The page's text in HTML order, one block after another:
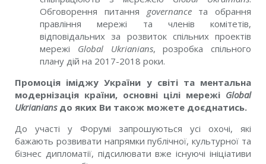
Обговорення питання
governance
та обрання
правління мережі
та членів комітетів,
відповідальних за розвиток спільних проектів
мережі
Global Ukrianians,
розробка спільного
плану дій на 2017-2018 роки.
Промоція іміджу України у світі та ментальна
модернізація країни, основні цілі мережі Global
Ukrianians до яких Ви також можете доєднатись.
До участі у Форумі запрошуються усі охочі, які
бажають розвивати напрямки публічної, культурної та
бізнес дипломатії, підсилювати вже існуючі ініціативи